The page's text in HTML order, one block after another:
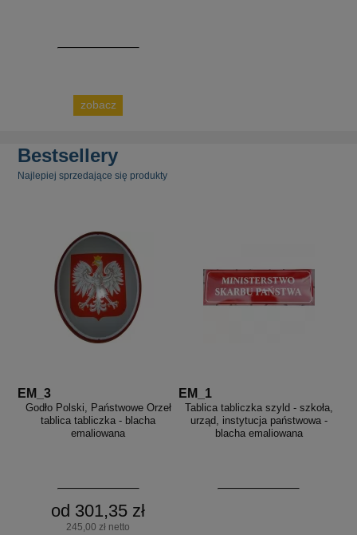
zobacz
Bestsellery
Najlepiej sprzedające się produkty
EM_3
Godło Polski, Państwowe Orzeł
tablica tabliczka - blacha
emaliowana
od 301,35 zł
245,00 zł netto
EM_1
Tablica tabliczka szyld - szkoła,
urząd, instytucja państwowa -
blacha emaliowana